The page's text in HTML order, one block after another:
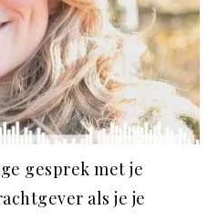
gesprek met je
als je je